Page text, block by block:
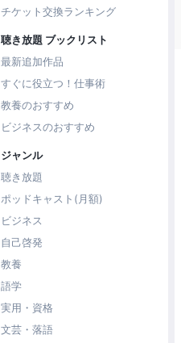
チケット交換ランキング
聴き放題 ブックリスト
最新追加作品
すぐに役立つ！仕事術
教養のおすすめ
ビジネスのおすすめ
ジャンル
聴き放題
ポッドキャスト(月額)
ビジネス
自己啓発
教養
語学
実用・資格
文芸・落語